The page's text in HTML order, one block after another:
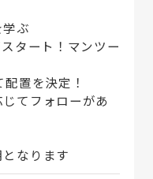
ぶ
タート！マンツー
置を決定！
てフォローがあ
なります